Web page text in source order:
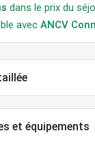
dans le prix du
avec ANCV
et équipements